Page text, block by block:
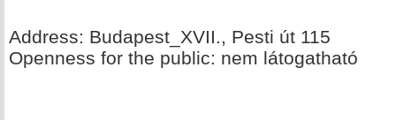
Address: Budapest_XVII., Pesti út 115
Openness for the public: nem látogatható